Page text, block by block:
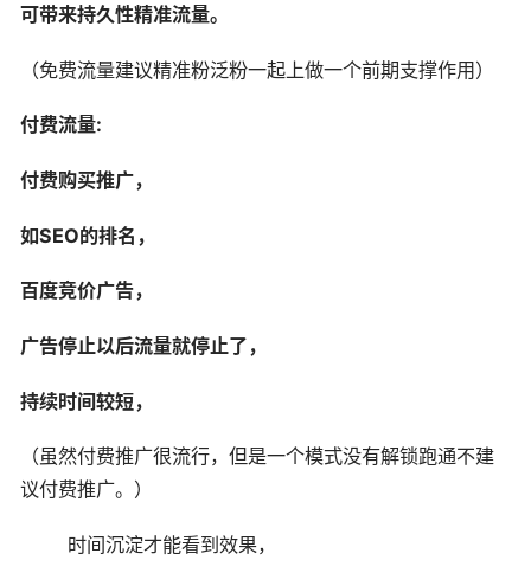
可带来持久性精准流量。
（免费流量建议精准粉泛粉一起上做一个前期支撑作用）
付费流量:
付费购买推广，
如SEO的排名，
百度竞价广告，
广告停止以后流量就停止了，
持续时间较短，
（虽然付费推广很流行，但是一个模式没有解锁跑通不建
议付费推广。）
时间沉淀才能看到效果，